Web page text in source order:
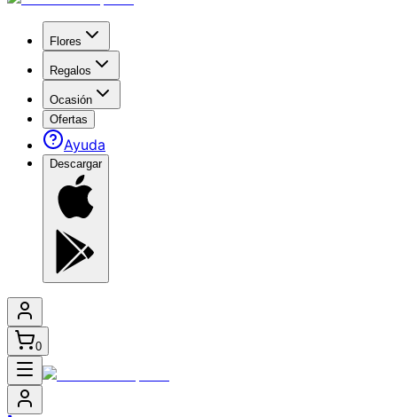
Flores
Regalos
Ocasión
Ofertas
Ayuda
Descargar
0